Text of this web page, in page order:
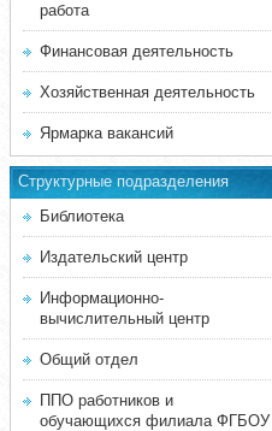
работа
Финансовая деятельность
Хозяйственная деятельность
Ярмарка вакансий
Структурные подразделения
Библиотека
Издательский центр
Информационно-
вычислительный центр
Общий отдел
ППО работников и
обучающихся филиала ФГБОУ